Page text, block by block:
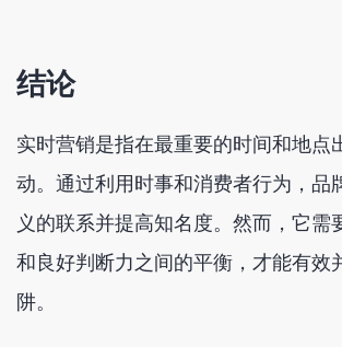
结论
实时营销是指在最重要的时间和地点
动。通过利用时事和消费者行为，品
义的联系并提高知名度。然而，它需
和良好判断力之间的平衡，才能有效
阱。